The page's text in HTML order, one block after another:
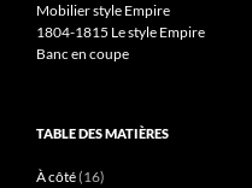
Mobilier style Empire
1804-1815 Le style Empire
Banc en coupe
TABLE DES MATIÈRES
À côté(16)